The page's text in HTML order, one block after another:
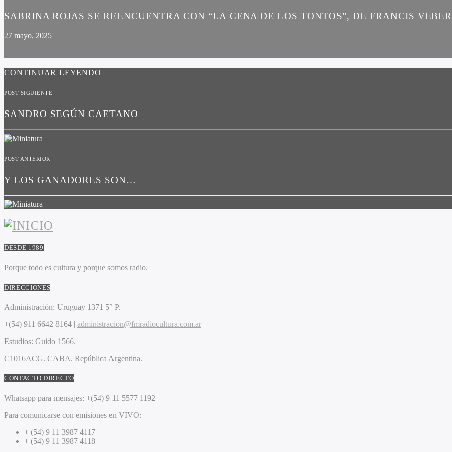
SABRINA ROJAS SE REENCUENTRA CON “LA CENA DE LOS TONTOS”, DE FRANCIS VEBER
27 mayo, 2025
CONTINUAR LEYENDO
POST SIGUIENTE
SANDRO SEGÚN CAETANO
POST ANTERIOR
Y LOS GANADORES SON…
DESDE 1989
Porque todo es cultura y porque somos radio.
DIRECCIONES
Administración: Uruguay 1371 5° P.
+(54) 911 6642 8164 | administracion@fmradiocultura.com.ar
Estudios: Guido 1566.
C1016ACG. CABA. República Argentina.
CONTACTO DIRECTO
Whatsapp para mensajes: +(54) 9 11 5577 1192
Para comunicarse con emisiones en VIVO:
+ (54) 9 11 3987 4117
+ (54) 9 11 3987 4118